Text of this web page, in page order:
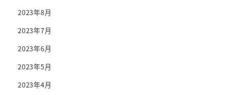
2023年8月
2023年7月
2023年6月
2023年5月
2023年4月